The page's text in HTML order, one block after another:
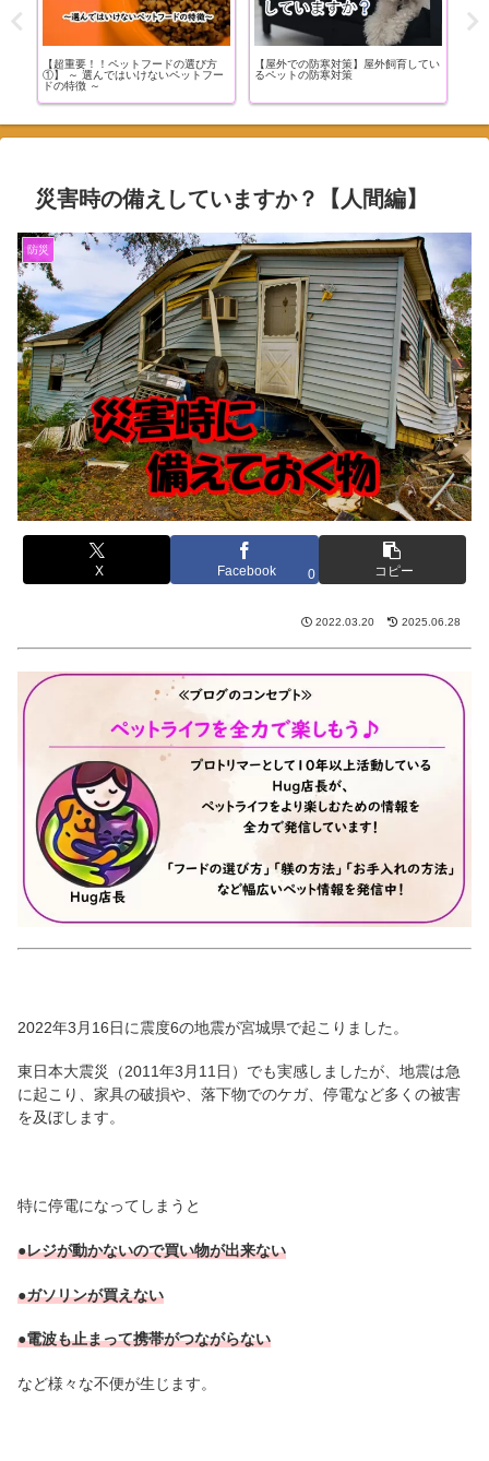
トリマーの就職活動って何やればいい
の？
【超重要！！ペットフードの選び方
②】～ 原材料をチェックする理由と
災害時の備えしていますか？【人間編】
防災
X Facebook 0 コピー
2022.03.20 2025.06.28
2022年3月16日に震度6の地震が宮城県で起こりました。
東日本大震災（2011年3月11日）でも実感しましたが、地震は急
に起こり、家具の破損や、落下物でのケガ、停電など多くの被害
を及ぼします。
特に停電になってしまうと
●レジが動かないので買い物が出来ない
●ガソリンが買えない
●電波も止まって携帯がつながらない
など様々な不便が生じます。